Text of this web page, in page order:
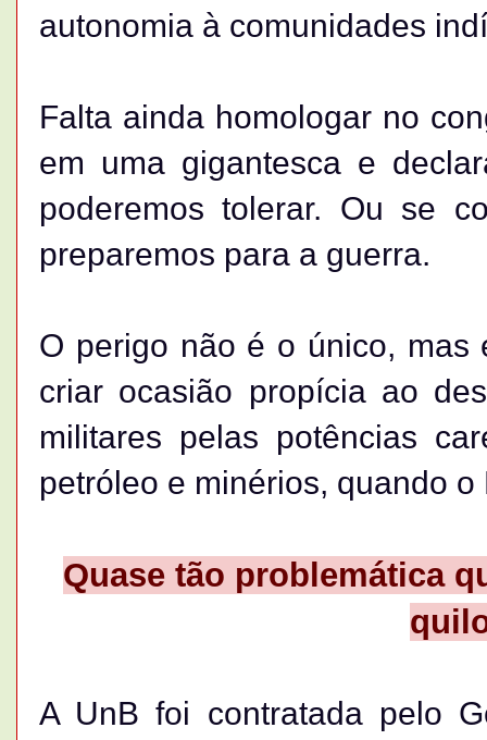
autonomia à comunidades
Falta ainda homologar no
em uma gigantesca e
poderemos tolerar. Ou se
preparemos para a guerra.
O perigo não é o único, mas
criar ocasião propícia ao
militares pelas potências
petróleo e minérios, quando o
Quase tão problemática
A UnB foi contratada pelo